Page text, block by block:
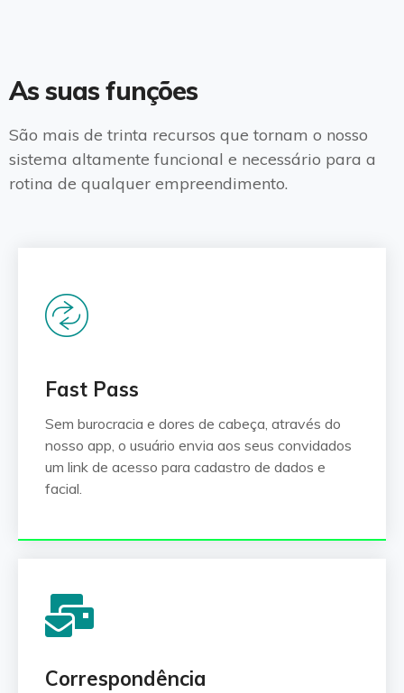
As suas funções
São mais de trinta recursos que tornam o nosso
sistema altamente funcional e necessário para a
rotina de qualquer empreendimento.
Fast Pass
Sem burocracia e dores de cabeça, através do
nosso app, o usuário envia aos seus convidados
um link de acesso para cadastro de dados e
facial.
Correspondência